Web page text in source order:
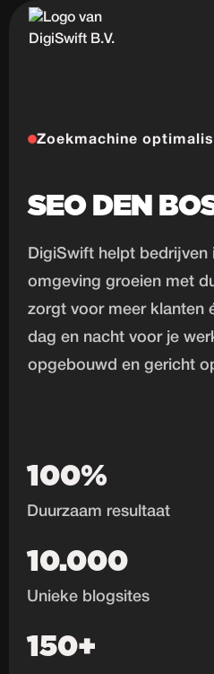
Zoekmachine
SEO DEN
DigiSwift helpt bedrijven
omgeving groeien met
zorgt voor meer klanten
dag en nacht voor je
opgebouwd en gericht
100%
Duurzaam resultaat
10.000
Unieke blogsites
150+